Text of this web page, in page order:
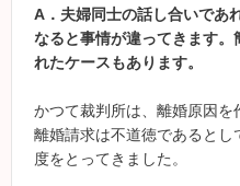
A ． 夫婦同士の話し合いであ
なると事情が違ってきます
れたケースもあります。
かつて裁判所は、離婚原因を
離婚請求は不道徳であると
度をとってきました。